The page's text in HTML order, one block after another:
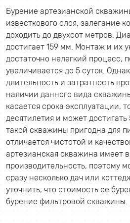
Бурение артезианской
известкового слоя, залегание
доходить до двухсот метров.
достигает 159 мм. Монтаж и их
достаточно нелегкий процесс,
увеличивается до 5 суток.
длительность и затратность
наличии данного вида
касается срока эксплуатации,
десятилетия и может
такой скважины пригодна для
отличается чистотой и
артезианская скважина имеет
производительность, поэтому
сразу несколько дач или
уточнить, что стоимость ее
бурение фильтровой скважины.